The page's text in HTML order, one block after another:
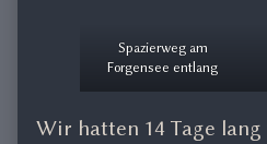
Spazierweg am
Forgensee entlang
Wir hatten 14 Tage